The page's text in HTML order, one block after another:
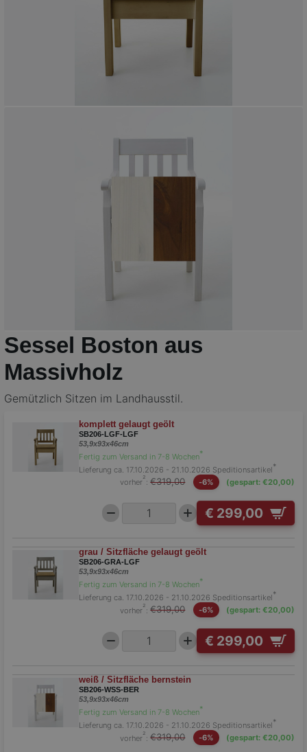
Sessel Boston aus
Massivholz
Gemützlich Sitzen im Landhausstil.
komplett gelaugt geölt
SB206-LGF-LGF
53,9x93x46cm
Fertig zum Versand in 7-8 Wochen*
Lieferung ca. 17.10.2026 - 21.10.2026 Speditionsartikel*
vorher²:€319,00 -6% (gespart: €20,00)
€ 299,00
grau / Sitzfläche gelaugt geölt
SB206-GRA-LGF
53,9x93x46cm
Fertig zum Versand in 7-8 Wochen*
Lieferung ca. 17.10.2026 - 21.10.2026 Speditionsartikel*
vorher²:€319,00 -6% (gespart: €20,00)
€ 299,00
weiß / Sitzfläche bernstein
SB206-WSS-BER
53,9x93x46cm
Fertig zum Versand in 7-8 Wochen*
Lieferung ca. 17.10.2026 - 21.10.2026 Speditionsartikel*
vorher²:€319,00 -6% (gespart: €20,00)